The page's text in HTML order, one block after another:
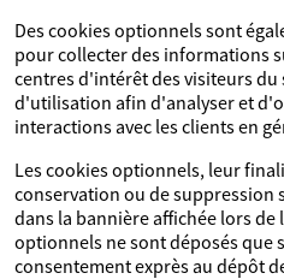
Des cookies optionnels sont
pour collecter des informations
centres d'intérêt des visiteurs
d'utilisation afin d'analyser et
interactions avec les clients en
Les cookies optionnels, leur
conservation ou de suppression
dans la bannière affichée lors de
optionnels ne sont déposés que
consentement exprès au dépôt